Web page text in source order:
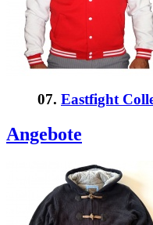
07. Eastfight
Angebote